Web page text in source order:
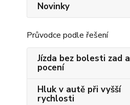
Novinky
Průvodce podle řešení
Jízda bez bolesti zad a
pocení
Hluk v autě při vyšší
rychlosti